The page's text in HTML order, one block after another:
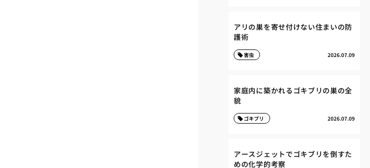
アリの巣を寄せ付けない住まいの防
護術
2026.07.09
害虫
家庭内に築かれるゴキブリの巣の全
貌
2026.07.09
ゴキブリ
アースジェットでゴキブリを倒すた
めの化学的考察